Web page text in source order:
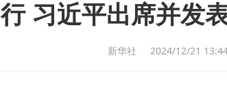
行 习近平出席并发
新华社 2024/12/21